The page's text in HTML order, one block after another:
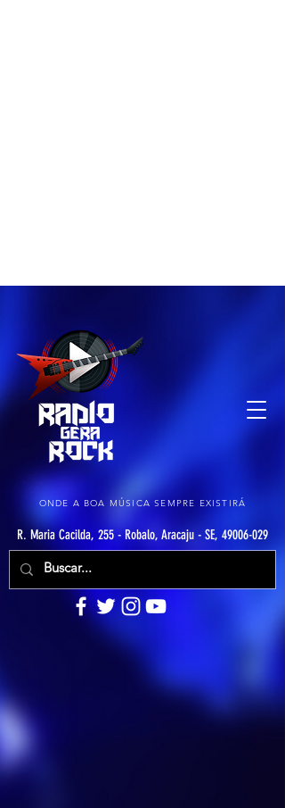
ONDE A BOA MÚSICA SEMPRE EXISTIRÁ
R. Maria Cacilda, 255 - Robalo, Aracaju - SE, 49006-029